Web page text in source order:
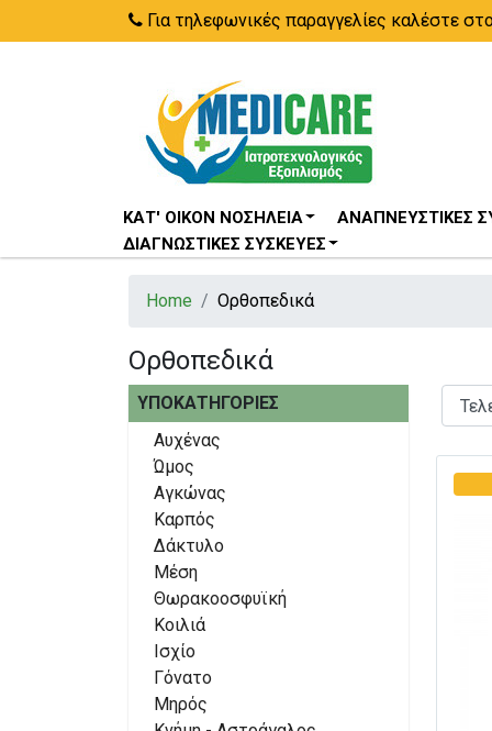
Για τηλεφωνικές παραγγελίες καλέστε
ΚΑΤ' ΟΊΚΟΝ ΝΟΣΗΛΕΊΑ ΑΝΑΠΝΕΥΣΤΙΚΈΣ
ΔΙΑΓΝΩΣΤΙΚΈΣ ΣΥΣΚΕΥΈΣ
Home Ορθοπεδικά
Ορθοπεδικά
ΥΠΟΚΑΤΗΓΟΡΊΕΣ
Αυχένας
Ώμος
Αγκώνας
Καρπός
Δάκτυλο
Μέση
Θωρακοοσφυϊκή
Κοιλιά
Ισχίο
Γόνατο
Μηρός